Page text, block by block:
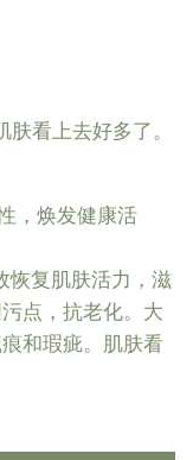
看上去好多了。
，焕发健康活
恢复肌肤活力，滋
点，抗老化。大
和瑕疵。肌肤看